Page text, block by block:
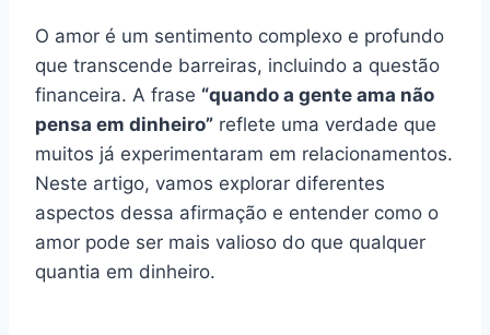
O amor é um sentimento complexo e profundo
que transcende barreiras, incluindo a questão
financeira. A frase “quando a gente ama não
pensa em dinheiro” reflete uma verdade que
muitos já experimentaram em relacionamentos.
Neste artigo, vamos explorar diferentes
aspectos dessa afirmação e entender como o
amor pode ser mais valioso do que qualquer
quantia em dinheiro.